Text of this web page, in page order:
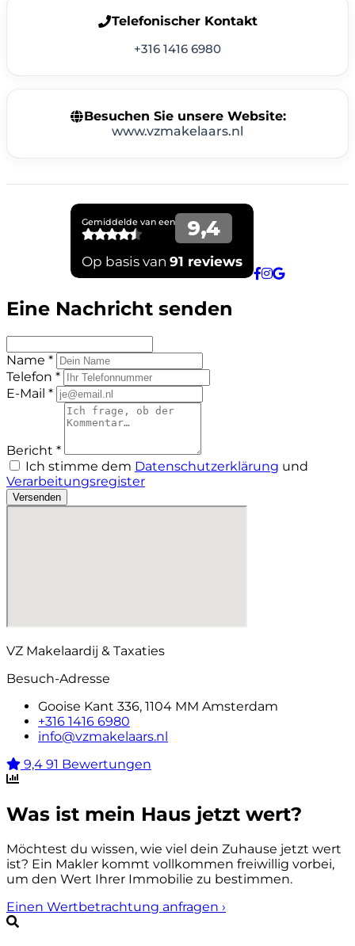
Telefonischer Kontakt
+316 1416 6980
Besuchen Sie unsere Website:
www.vzmakelaars.nl
Eine Nachricht senden
Name *
Telefon *
E-Mail *
Bericht *
Ich stimme dem Datenschutzerklärung und
Verarbeitungsregister
Versenden
VZ Makelaardij & Taxaties
Besuch-Adresse
Gooise Kant 336, 1104 MM Amsterdam
+316 1416 6980
info@vzmakelaars.nl
9,4 91 Bewertungen
Was ist mein Haus jetzt wert?
Möchtest du wissen, wie viel dein Zuhause jetzt wert
ist? Ein Makler kommt vollkommen freiwillig vorbei,
um den Wert Ihrer Immobilie zu bestimmen.
Einen Wertbetrachtung anfragen ›